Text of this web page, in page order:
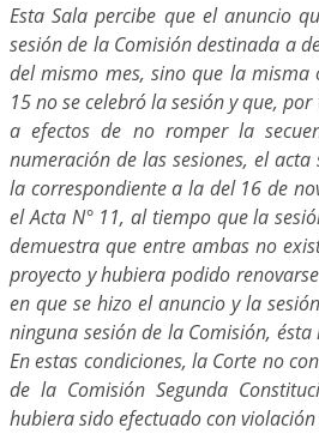
Esta Sala percibe que el anuncio
sesión de la Comisión destinada a
del mismo mes, sino que la
15 no se celebró la sesión y que,
a efectos de no romper la
numeración de las sesiones, el
la correspondiente a la del 16 de
el Acta N° 11, al tiempo que la
demuestra que entre ambas no
proyecto y hubiera podido
en que se hizo el anuncio y la
ninguna sesión de la Comisión,
En estas condiciones, la Corte no
de la Comisión Segunda
hubiera sido efectuado con